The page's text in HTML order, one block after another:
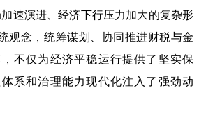
速演进、经济下行压力加大的复杂形
观念，统筹谋划、协同推进财税与金
不仅为经济平稳运行提供了坚实保
系和治理能力现代化注入了强劲动